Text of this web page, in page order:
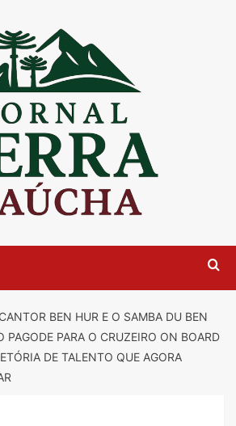
CANTOR BEN HUR E O SAMBA DU BEN
PAGODE PARA O CRUZEIRO ON BOARD
DE TALENTO QUE AGORA